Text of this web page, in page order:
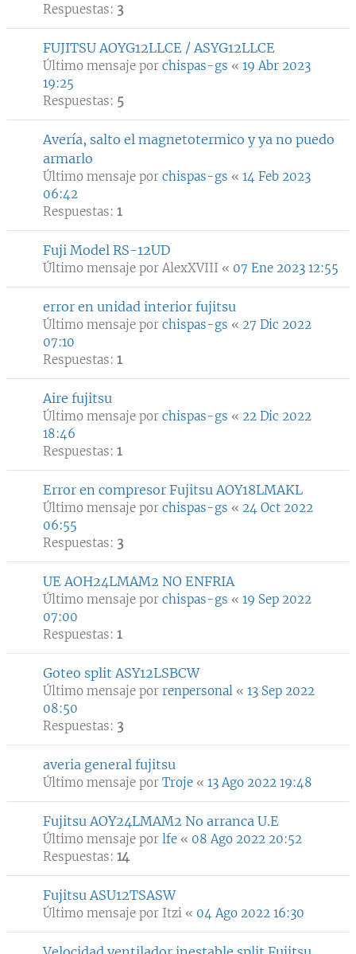
Respuestas: 3
FUJITSU AOYG12LLCE / ASYG12LLCE
Último mensaje por chispas-gs « 19 Abr 2023
19:25
Respuestas: 5
Avería, salto el magnetotermico y ya no puedo
armarlo
Último mensaje por chispas-gs « 14 Feb 2023
06:42
Respuestas: 1
Fuji Model RS-12UD
Último mensaje por AlexXVIII « 07 Ene 2023 12:55
error en unidad interior fujitsu
Último mensaje por chispas-gs « 27 Dic 2022
07:10
Respuestas: 1
Aire fujitsu
Último mensaje por chispas-gs « 22 Dic 2022
18:46
Respuestas: 1
Error en compresor Fujitsu AOY18LMAKL
Último mensaje por chispas-gs « 24 Oct 2022
06:55
Respuestas: 3
UE AOH24LMAM2 NO ENFRIA
Último mensaje por chispas-gs « 19 Sep 2022
07:00
Respuestas: 1
Goteo split ASY12LSBCW
Último mensaje por renpersonal « 13 Sep 2022
08:50
Respuestas: 3
averia general fujitsu
Último mensaje por Troje « 13 Ago 2022 19:48
Fujitsu AOY24LMAM2 No arranca U.E
Último mensaje por lfe « 08 Ago 2022 20:52
Respuestas: 14
Fujitsu ASU12TSASW
Último mensaje por Itzi « 04 Ago 2022 16:30